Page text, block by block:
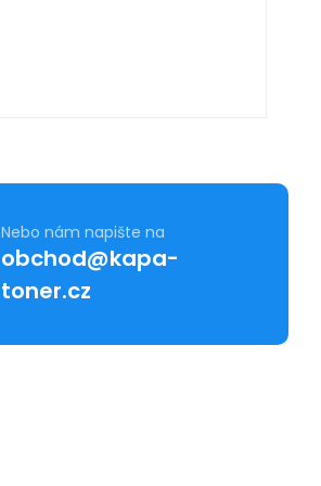
Nebo nám napište na
obchod@kapa-
toner.cz